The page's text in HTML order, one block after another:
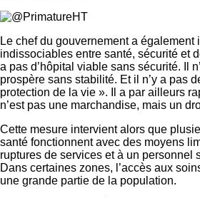
Le chef du gouvernement a également
indissociables entre santé, sécurité et
a pas d’hôpital viable sans sécurité. Il
prospère sans stabilité. Et il n’y a pas
protection de la vie ». Il a par ailleurs
n’est pas une marchandise, mais un
Cette mesure intervient alors que
santé fonctionnent avec des moyens
ruptures de services et à un personnel
Dans certaines zones, l’accès aux
une grande partie de la population.